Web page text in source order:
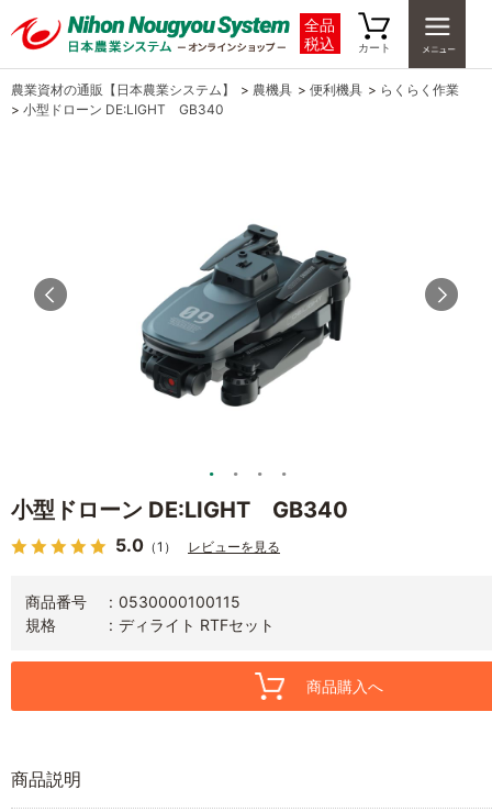
全品
税込
カート
農業資材の通販【日本農業システム】 > 農機具 > 便利機具 > らくらく作業
> 小型ドローン DE:LIGHT GB340
小型ドローン DE:LIGHT GB340
5.0 （1） レビューを見る
商品番号
0530000100115
規格
ディライト RTFセット
商品購入へ
商品説明